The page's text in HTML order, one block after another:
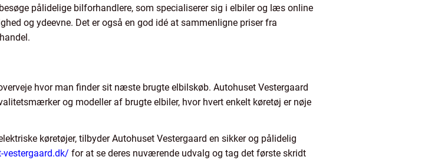
pålidelige bilforhandlere, som specialiserer sig i elbiler og læs online
og ydeevne. Det er også en god idé at sammenligne priser fra
hvor man finder sit næste brugte elbilskøb. Autohuset Vestergaard
og modeller af brugte elbiler, hvor hvert enkelt køretøj er nøje
køretøjer, tilbyder Autohuset Vestergaard en sikker og pålidelig
for at se deres nuværende udvalg og tag det første skridt